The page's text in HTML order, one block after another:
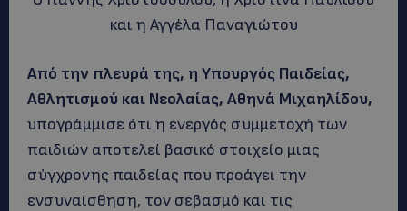
και η Αγγέλα Παναγιώτου
Από την πλευρά της, η Υπουργός Παιδείας,
Αθλητισμού και Νεολαίας, Αθηνά Μιχαηλίδου,
υπογράμμισε ότι η ενεργός συμμετοχή των
παιδιών αποτελεί βασικό στοιχείο μιας
σύγχρονης παιδείας που προάγει την
ενσυναίσθηση, τον σεβασμό και τις